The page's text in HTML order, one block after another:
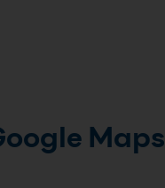
Maps